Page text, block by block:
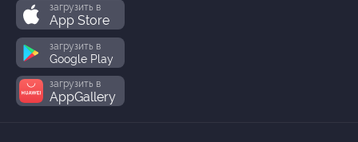
загрузить в
App Store
загрузить в
Google Play
загрузить в
AppGallery